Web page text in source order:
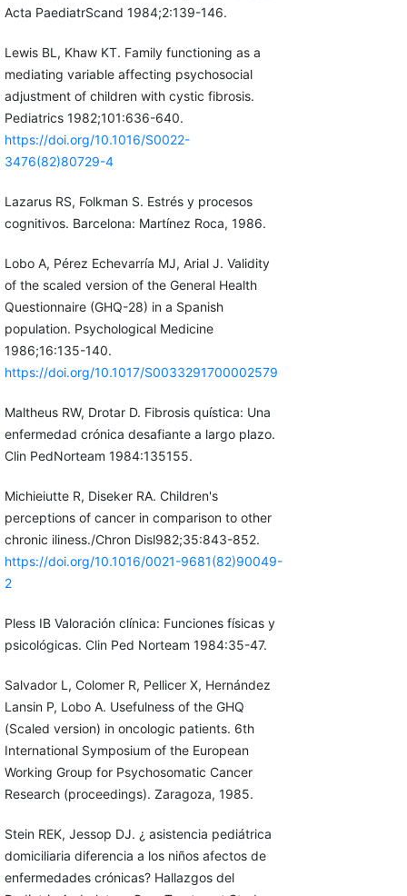
Acta PaediatrScand 1984;2:139-146.
Lewis BL, Khaw KT. Family functioning as a
mediating variable affecting psychosocial
adjustment of children with cystic fibrosis.
Pediatrics 1982;101:636-640.
https://doi.org/10.1016/S0022-
3476(82)80729-4
Lazarus RS, Folkman S. Estrés y procesos
cognitivos. Barcelona: Martínez Roca, 1986.
Lobo A, Pérez Echevarría MJ, Arial J. Validity
of the scaled version of the General Health
Questionnaire (GHQ-28) in a Spanish
population. Psychological Medicine
1986;16:135-140.
https://doi.org/10.1017/S0033291700002579
Maltheus RW, Drotar D. Fibrosis quística: Una
enfermedad crónica desafiante a largo plazo.
Clin PedNorteam 1984:135155.
Michieiutte R, Diseker RA. Children's
perceptions of cancer in comparison to other
chronic iliness./Chron Disl982;35:843-852.
https://doi.org/10.1016/0021-9681(82)90049-
2
Pless IB Valoración clínica: Funciones físicas y
psicológicas. Clin Ped Norteam 1984:35-47.
Salvador L, Colomer R, Pellicer X, Hernández
Lansin P, Lobo A. Usefulness of the GHQ
(Scaled version) in oncologic patients. 6th
International Symposium of the European
Working Group for Psychosomatic Cancer
Research (proceedings). Zaragoza, 1985.
Stein REK, Jessop DJ. ¿ asistencia pediátrica
domiciliaria diferencia a los niños afectos de
enfermedades crónicas? Hallazgos del